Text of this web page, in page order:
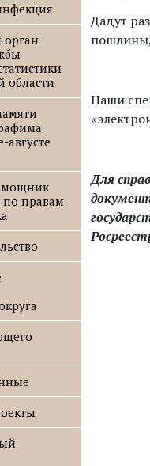
области
августе
правам
Дадут
пошлины,
Наши
Для